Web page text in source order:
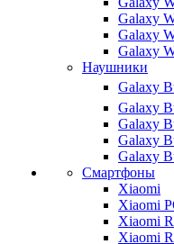
Galaxy
Galaxy
Galaxy
Наушники
Galaxy
Galaxy
Galaxy
Galaxy
Galaxy
Смартфоны
Xiaomi
Xiaomi
Xiaomi
Xiaomi